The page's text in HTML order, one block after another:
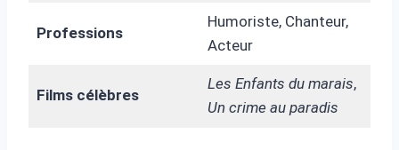
Professions
Humoriste, Chanteur,
Acteur
Films célèbres
Les Enfants du marais,
Un crime au paradis